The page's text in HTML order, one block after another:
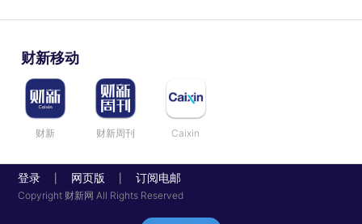
财新移动
财新 财新周刊 Caixin
登录 网页版 订阅电邮
Copyright 财新网 All Rights Reserved